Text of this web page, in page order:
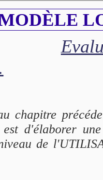
chapitre
d'élaborer une
de